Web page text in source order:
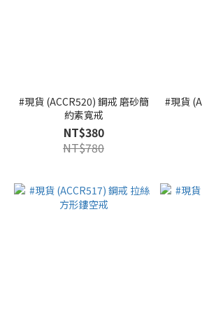
#現貨 (ACCR520) 鋼戒 磨砂簡
約素寬戒
NT$380
NT$780
#現貨